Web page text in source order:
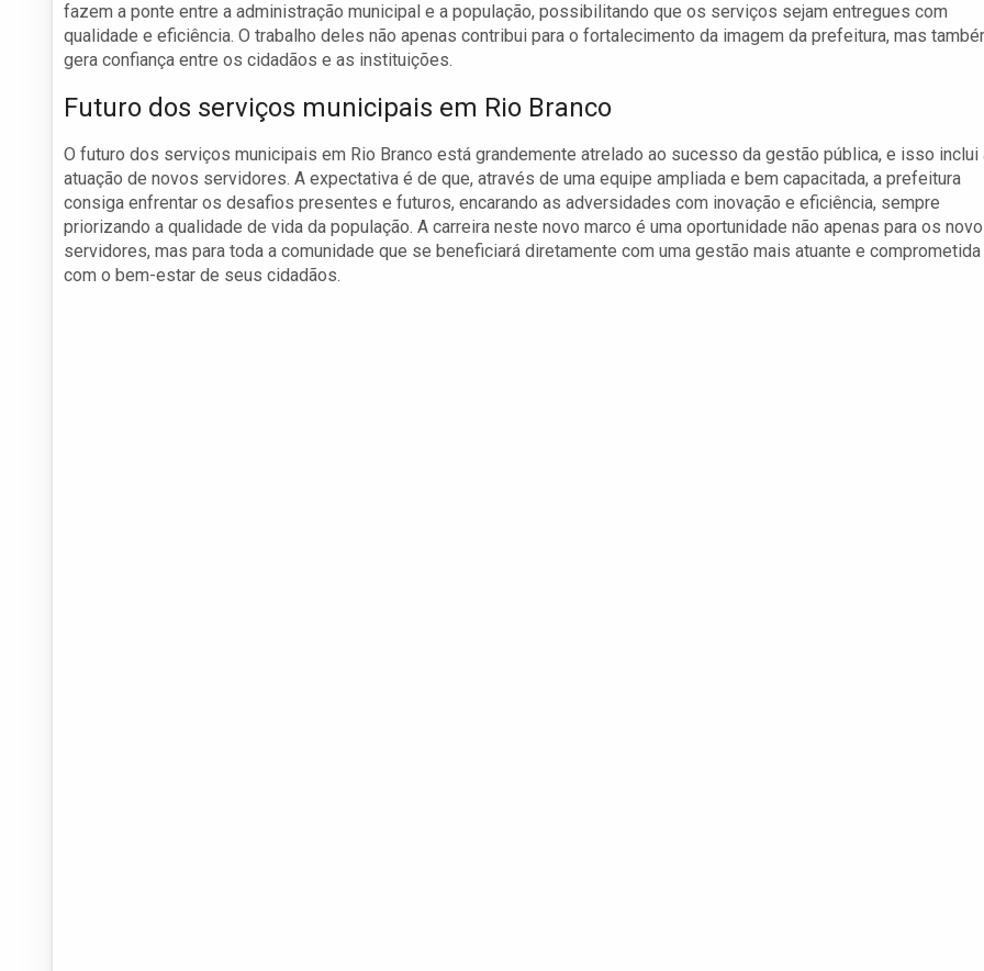
fazem a ponte entre a administração municipal e a população, possibilitando que os serviços sejam entregues com
qualidade e eficiência. O trabalho deles não apenas contribui para o fortalecimento da imagem da prefeitura, mas
gera confiança entre os cidadãos e as instituições.
Futuro dos serviços municipais em Rio Branco
O futuro dos serviços municipais em Rio Branco está grandemente atrelado ao sucesso da gestão pública, e isso inclui
atuação de novos servidores. A expectativa é de que, através de uma equipe ampliada e bem capacitada, a prefeitura
consiga enfrentar os desafios presentes e futuros, encarando as adversidades com inovação e eficiência, sempre
priorizando a qualidade de vida da população. A carreira neste novo marco é uma oportunidade não apenas para os
servidores, mas para toda a comunidade que se beneficiará diretamente com uma gestão mais atuante e comprometida
com o bem-estar de seus cidadãos.